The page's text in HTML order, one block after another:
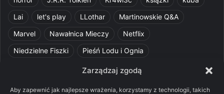
Zarządzaj zgodą
Aby zapewnić jak najlepsze wrażenia, korzystamy z technologii, takich
Lai
let's play LLothar
Martinowskie Q&A
Marvel
Nawałnica Mieczy
Netflix
Niedzielne Fiszki
Pieśń Lodu i Ognia
Pquelim
Pytania do maesterów